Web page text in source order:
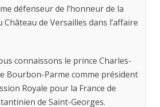
défenseur de l’honneur de la
de Versailles dans l’affaire
connaissons le prince Charles-
Bourbon-Parme comme président
Royale pour la France de
de Saint-Georges.